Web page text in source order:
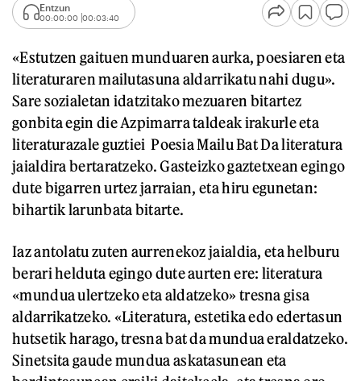
Entzun
00:00:00 00:03:40
«Estutzen gaituen munduaren aurka, poesiaren eta
literaturaren mailutasuna aldarrikatu nahi dugu».
Sare sozialetan idatzitako mezuaren bitartez
gonbita egin die Azpimarra taldeak irakurle eta
literaturazale guztiei Poesia Mailu Bat Da literatura
jaialdira bertaratzeko. Gasteizko gaztetxean egingo
dute bigarren urtez jarraian, eta hiru egunetan:
bihartik larunbata bitarte.
Iaz antolatu zuten aurrenekoz jaialdia, eta helburu
berari helduta egingo dute aurten ere: literatura
«mundua ulertzeko eta aldatzeko» tresna gisa
aldarrikatzeko. «Literatura, estetika edo edertasun
hutsetik harago, tresna bat da mundua eraldatzeko.
Sinetsita gaude mundua askatasunean eta